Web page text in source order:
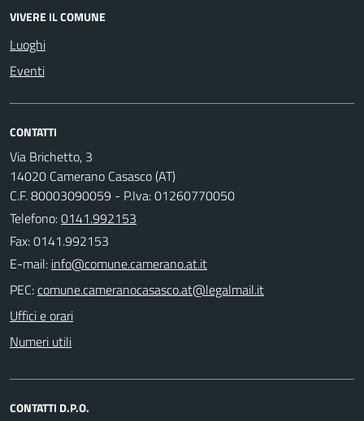
VIVERE IL COMUNE
Luoghi
Eventi
CONTATTI
Via Brichetto, 3
14020 Camerano Casasco (AT)
C.F. 80003090059 - P.Iva: 01260770050
Telefono:0141.992153
Fax: 0141.992153
E-mail:
PEC:
Uffici e orari
Numeri utili
CONTATTI D.P.O.